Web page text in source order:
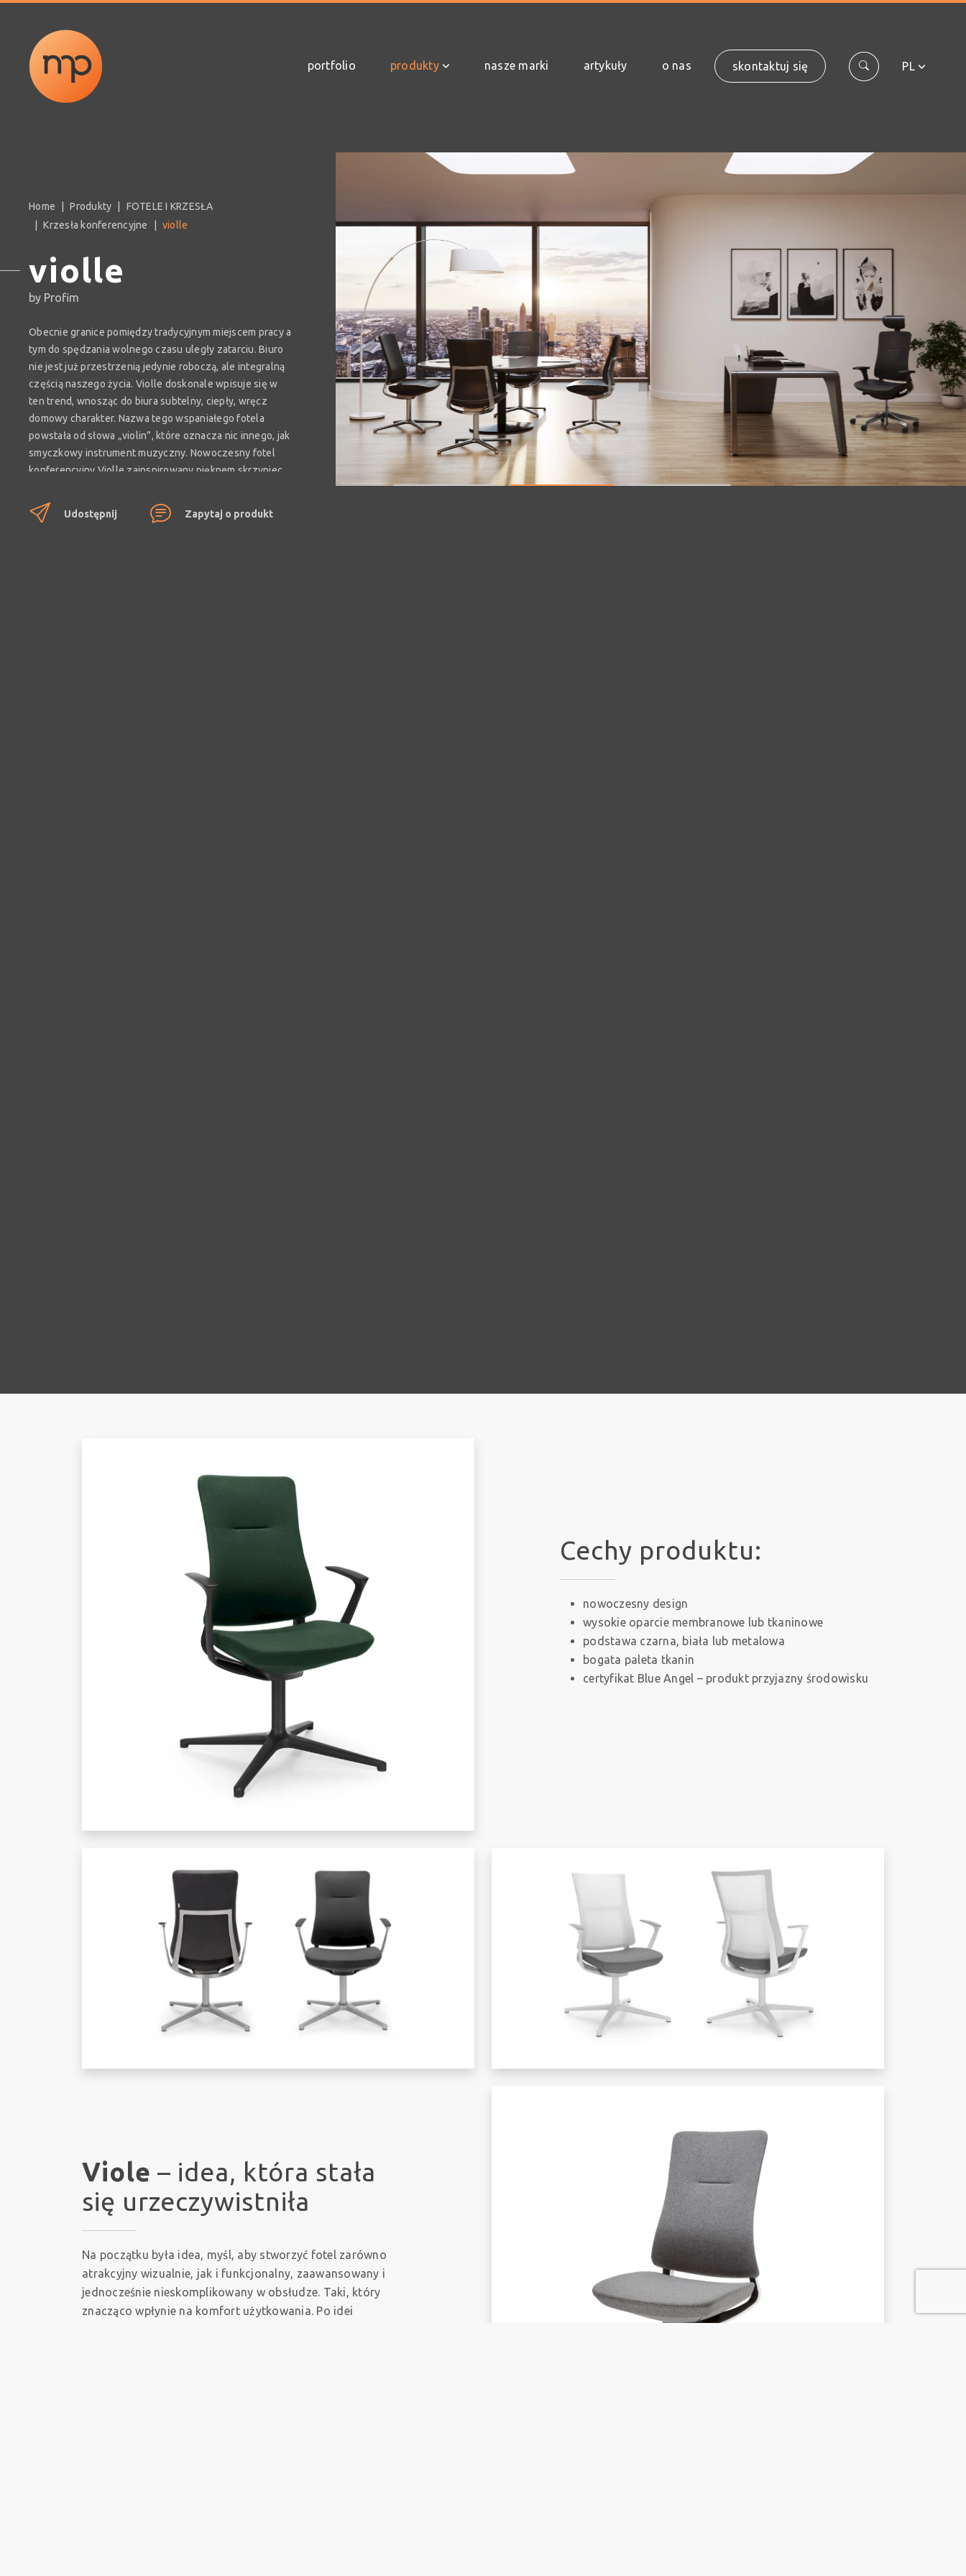
portfolio produkty nasze marki artykuły o nas skontaktuj się PL
Home Produkty
FOTELE I KRZESŁA
Krzesła konferencyjne
violle
violle
by Profim
Obecnie granice pomiędzy tradycyjnym miejscem pracy a
tym do spędzania wolnego czasu uległy zatarciu. Biuro
nie jest już przestrzenią jedynie roboczą, ale integralną
częścią naszego życia. Violle doskonale wpisuje się w
ten trend, wnosząc do biura subtelny, ciepły, wręcz
domowy charakter. Nazwa tego wspaniałego fotela
powstała od słowa „violin”, które oznacza nic innego, jak
smyczkowy instrument muzyczny. Nowoczesny fotel
konferencyjny Violle zainspirowany pięknem skrzypiec,
jest dostarczenie maksymalnej wygody i przyjemności
użytkowania. Jest to niewątpliwie najwyższa jakość
Udostępnij Zapytaj o produkt
Cechy produktu:
nowoczesny design
wysokie oparcie membranowe lub tkaninowe
podstawa czarna, biała lub metalowa
bogata paleta tkanin
certyfikat Blue Angel – produkt przyjazny środowisku
Viole – idea, która stała
się urzeczywistniła
Na początku była idea, myśl, aby stworzyć fotel zarówno
atrakcyjny wizualnie, jak i funkcjonalny, zaawansowany i
jednocześnie nieskomplikowany w obsłudze. Taki, który
znacząco wpłynie na komfort użytkowania. Po idei